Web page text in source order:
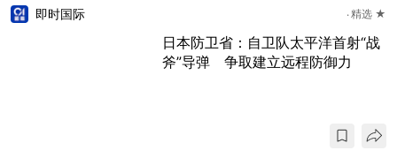
即时国际 精选 ★
日本防卫省：自卫队太平洋首射“战
斧”导弹 争取建立远程防御力